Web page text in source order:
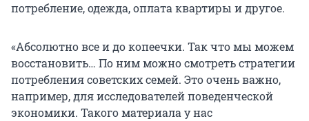
потребление, одежда, оплата квартиры и другое.
«Абсолютно все и до копеечки. Так что мы можем
восстановить… По ним можно смотреть стратегии
потребления советских семей. Это очень важно,
например, для исследователей поведенческой
экономики. Такого материала у нас